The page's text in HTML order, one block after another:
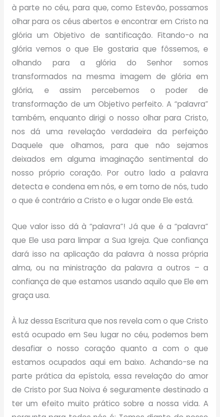
à parte no céu, para que, como Estevão, possamos
olhar para os céus abertos e encontrar em Cristo na
glória um Objetivo de santificação. Fitando-o na
glória vemos o que Ele gostaria que fôssemos, e
olhando para a glória do Senhor somos
transformados na mesma imagem de glória em
glória, e assim percebemos o poder de
transformação de um Objetivo perfeito. A “palavra”
também, enquanto dirigi o nosso olhar para Cristo,
nos dá uma revelação verdadeira da perfeição
Daquele que olhamos, para que não sejamos
deixados em alguma imaginação sentimental do
nosso próprio coração. Por outro lado a palavra
detecta e condena em nós, e em torno de nós, tudo
o que é contrário a Cristo e o lugar onde Ele está.
Que valor isso dá à “palavra”! Já que é a “palavra”
que Ele usa para limpar a Sua Igreja. Que confiança
dará isso na aplicação da palavra à nossa própria
alma, ou na ministração da palavra a outros – a
confiança de que estamos usando aquilo que Ele em
graça usa.
À luz dessa Escritura que nos revela com o que Cristo
está ocupado em Seu lugar no céu, podemos bem
desafiar o nosso coração quanto a com o que
estamos ocupados aqui em baixo. Achando-se na
parte prática da epístola, essa revelação do amor
de Cristo por Sua Noiva é seguramente destinado a
ter um efeito muito prático sobre a nossa vida. A